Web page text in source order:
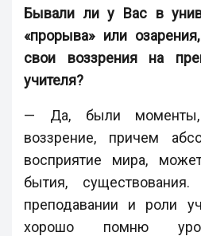
Бывали ли у Вас в
«прорыва» или
свои воззрения на
учителя?
— Да, были моменты,
воззрение, причем
восприятие мира,
бытия,
преподавании и роли
хорошо помню